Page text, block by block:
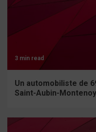
3 min read
Un automobiliste de
Saint-Aubin-Montenoy